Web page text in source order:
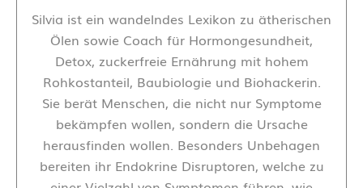
Silvia ist ein wandelndes Lexikon zu ätherischen
Ölen sowie Coach für Hormongesundheit,
Detox, zuckerfreie Ernährung mit hohem
Rohkostanteil, Baubiologie und Biohackerin.
Sie berät Menschen, die nicht nur Symptome
bekämpfen wollen, sondern die Ursache
herausfinden wollen. Besonders Unbehagen
bereiten ihr Endokrine Disruptoren, welche zu